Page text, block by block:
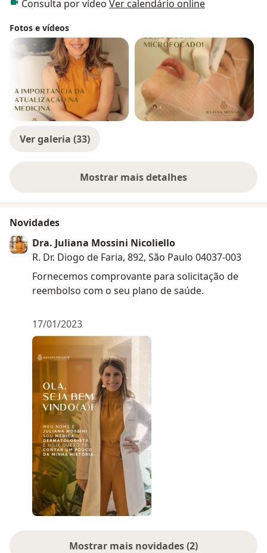
naturais e elegantes aos meus pacientes.
Consulta por vídeo Ver calendário online
Fotos e vídeos
Ver galeria (33)
Mostrar mais detalhes
sobre a experiência
Novidades
Dra. Juliana Mossini Nicoliello
R. Dr. Diogo de Faria, 892, São Paulo 04037-003
Fornecemos comprovante para solicitação de
reembolso com o seu plano de saúde.
17/01/2023
Mostrar mais novidades (2)